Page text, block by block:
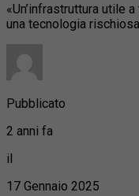
«Un’infrastruttura utile
una tecnologia
Pubblicato
2 anni fa
il
17 Gennaio 2025